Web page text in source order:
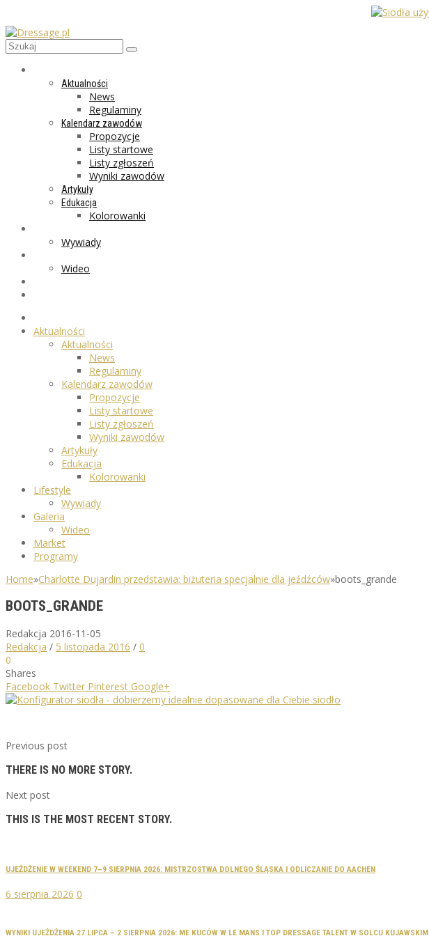
Aktualności
News
Regulaminy
Kalendarz zawodów
Propozycje
Listy startowe
Listy zgłoszeń
Wyniki zawodów
Artykuły
Edukacja
Kolorowanki
Wywiady
Wideo
Aktualności
Aktualności
News
Regulaminy
Kalendarz zawodów
Propozycje
Listy startowe
Listy zgłoszeń
Wyniki zawodów
Artykuły
Edukacja
Kolorowanki
Lifestyle
Wywiady
Galeria
Wideo
Market
Programy
Home»Charlotte Dujardin przedstawia: biżuteria specjalnie dla jeźdźców»boots_grande
BOOTS_GRANDE
Redakcja 2016-11-05
Redakcja / 5 listopada 2016 / 0
0
Shares
Facebook Twitter Pinterest Google+
Previous post
THERE IS NO MORE STORY.
Next post
THIS IS THE MOST RECENT STORY.
UJEŻDŻENIE W WEEKEND 7–9 SIERPNIA 2026: MISTRZOSTWA DOLNEGO ŚLĄSKA I ODLICZANIE DO AACHEN
6 sierpnia 2026 0
WYNIKI UJEŻDŻENIA 27 LIPCA – 2 SIERPNIA 2026: ME KUCÓW W LE MANS I TOP DRESSAGE TALENT W SOLCU KUJAWSKIM